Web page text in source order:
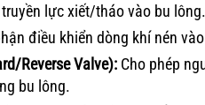
lực xiết/tháo vào bu lông.
điều khiển dòng khí nén
Reverse Valve): Cho phép
bu lông.